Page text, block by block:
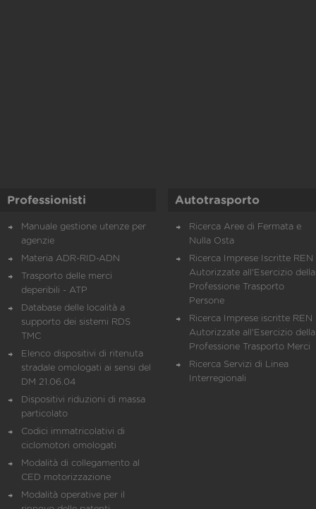
Professionisti
Manuale gestione utenze per
agenzie
Materia ADR-RID-ADN
Trasporto delle merci
deperibili - ATP
Database delle località a
supporto dei sistemi RDS
TMC
Elenco dispositivi di ritenuta
stradale omologati ai sensi del
DM 21.06.04
Dispositivi riduzioni di massa
particolato
Codici immatricolativi di
ciclomotori omologati
Modalità di collegamento al
CED motorizzazione
Modalità operative per il
Autotrasporto
Ricerca Aree di Fermata e
Nulla Osta
Ricerca Imprese Iscritte REN
Autorizzate all'Esercizio della
Professione Trasporto
Persone
Ricerca Imprese iscritte REN
Autorizzate all'Esercizio della
Professione Trasporto Merci
Ricerca Servizi di Linea
Interregionali